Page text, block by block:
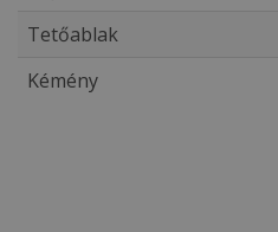
Tetőablak
Kémény